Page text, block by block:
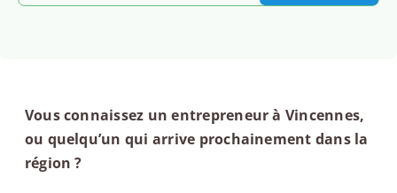
Vous connaissez un entrepreneur à Vincennes,
ou quelqu’un qui arrive prochainement dans la
région ?